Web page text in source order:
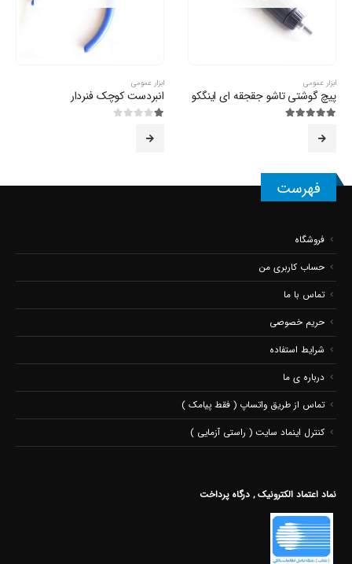
ابزار عمومی
پیچ گوشتی تاشو جقجقه ای اینگکو
ابزار عمومی
انبردست کوچک فنردار
فهرست
فروشگاه
حساب کاربری من
تماس با ما
حریم خصوصی
شرایط استفاده
درباره ی ما
تماس از طریق واتساپ ( فقط پیامک )
کنترل اینماد سایت ( راستی آزمایی )
نماد اعتماد الکترونیک , درگاه پرداخت